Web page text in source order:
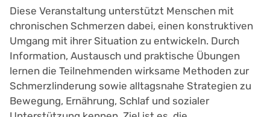
Diese Veranstaltung unterstützt Menschen mit
chronischen Schmerzen dabei, einen konstruktiven
Umgang mit ihrer Situation zu entwickeln. Durch
Information, Austausch und praktische Übungen
lernen die Teilnehmenden wirksame Methoden zur
Schmerzlinderung sowie alltagsnahe Strategien zu
Bewegung, Ernährung, Schlaf und sozialer